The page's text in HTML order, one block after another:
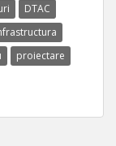
DTAC
proiectare